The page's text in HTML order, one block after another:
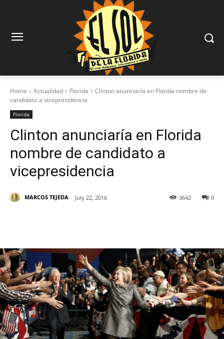
Home Actualidad Florida
Clinton anunciaría en Florida nombre de
candidato a vicepresidencia
Florida
Clinton anunciaría en Florida
nombre de candidato a
vicepresidencia
MARCOS TEJEDA July 22, 2016 0
3642